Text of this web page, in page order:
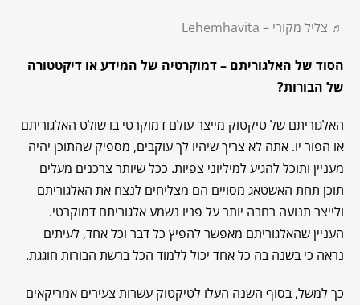
♬ צליל מקורי – Lehemhavita
הסוד של האלגוריתם – דמוקרטיה של המידע או דיקטטורה
של הבורות?
האלגוריתם של טיקטוק מייצר עולם דמוקרטי בו שולט האלגוריתם
או הפור יו. אתה לא צריך שיהיו לך עוקבים, מספיק שהתוכן יהיה
מעניין ותוכל להגיע למיליוני צפיות. ככל שיותר צרכנים מעלים
תוכן תחת האשטאג מסויים הם מצליחים לנצח את האלגוריתם
ולייצר תנועה רחבה יותר על פניו נשמע אלגוריתם דמוקרטי.
העניין שהאלגוריתם מאפשר להפיץ כל דבר וכל אחד, לעיתים
נראה כי בשנה בה כל אחד יכול ללמוד הכל ברשת הבורות חוגגת.
כך למשל, בסוף השנה העלו לטיקטוק עשרות צעירים אמריקאים